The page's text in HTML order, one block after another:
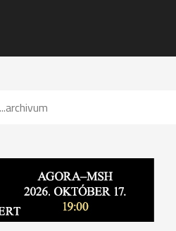
...archivum